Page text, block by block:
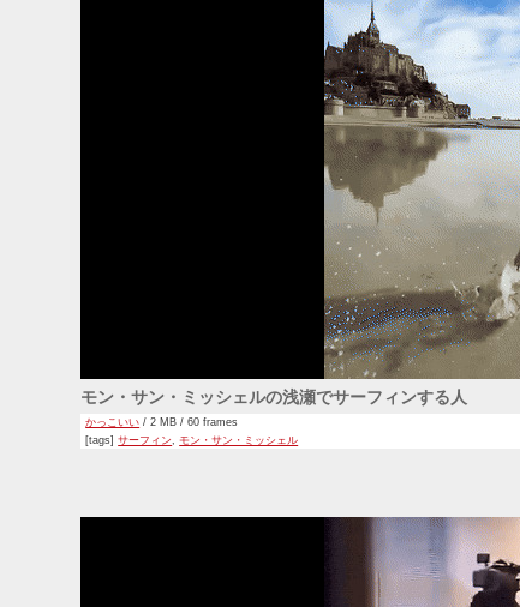
モン・サン・ミッシェルの浅瀬でサーフィンする人
かっこいい / 2 MB / 60 frames
[tags]サーフィン ,モン・サン・ミッシェル